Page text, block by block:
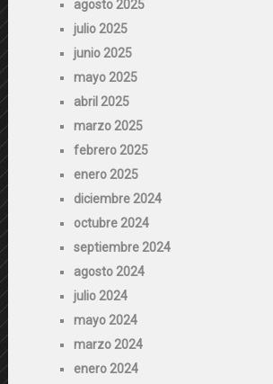
agosto 2025
julio 2025
junio 2025
mayo 2025
abril 2025
marzo 2025
febrero 2025
enero 2025
diciembre 2024
octubre 2024
septiembre 2024
agosto 2024
julio 2024
mayo 2024
marzo 2024
enero 2024